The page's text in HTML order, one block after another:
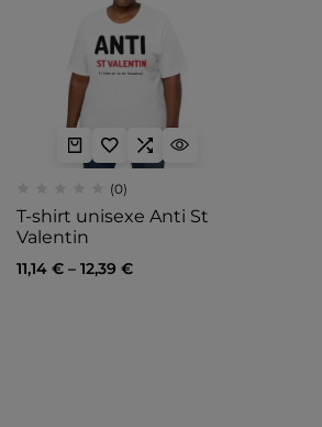
(0)
T-shirt unisexe Anti St
Valentin
11,14 € – 12,39 €